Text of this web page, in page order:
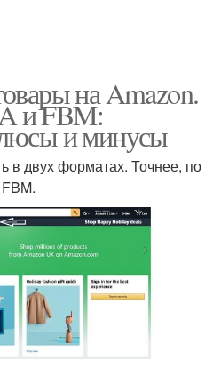
на Amazon.
и FBM:
и минусы
в двух форматах. Точнее, по